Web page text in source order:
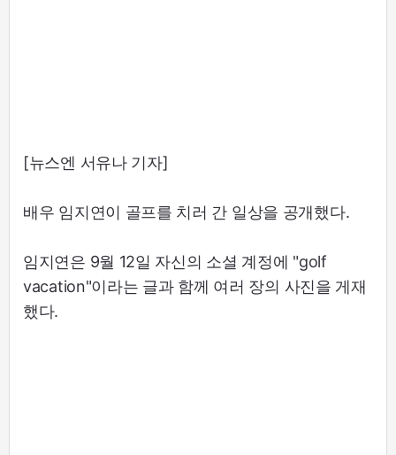
[뉴스엔 서유나 기자]
배우 임지연이 골프를 치러 간 일상을 공개했다.
임지연은 9월 12일 자신의 소셜 계정에 "golf
vacation"이라는 글과 함께 여러 장의 사진을 게재
했다.